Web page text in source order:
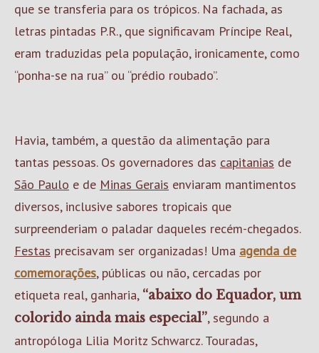
que se transferia para os trópicos. Na fachada, as
letras pintadas P.R., que significavam Príncipe Real,
eram traduzidas pela população, ironicamente, como
“ponha-se na rua” ou “prédio roubado”.
Havia, também, a questão da alimentação para
tantas pessoas. Os governadores das capitanias de
São Paulo e de Minas Gerais enviaram mantimentos
diversos, inclusive sabores tropicais que
surpreenderiam o paladar daqueles recém-chegados.
Festas precisavam ser organizadas! Uma agenda de
comemorações, públicas ou não, cercadas por
etiqueta real, ganharia, “abaixo do Equador, um
colorido ainda mais especial”, segundo a
antropóloga Lilia Moritz Schwarcz. Touradas,